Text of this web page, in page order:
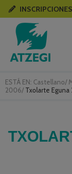
ESTÁ EN: Castellano/
2006/ Txolarte
INSCRIPCIONES